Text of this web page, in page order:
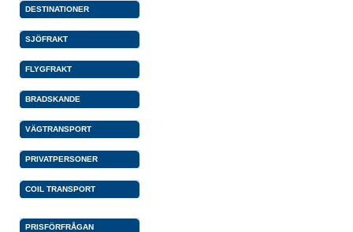
DESTINATIONER
SJÖFRAKT
FLYGFRAKT
BRADSKANDE
VÄGTRANSPORT
PRIVATPERSONER
COIL TRANSPORT
PRISFÖRFRÅGAN